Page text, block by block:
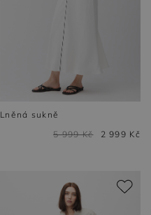
Lněná sukně
5 999 Kč
2 999 Kč